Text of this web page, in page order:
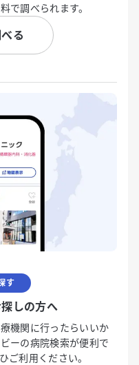
で調べられます。
る
す
しの方へ
機関に行ったらいいか
ーの病院検索が便利で
ご利用ください。